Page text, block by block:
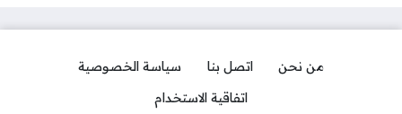
من نحن اتصل بنا
سياسة الخصوصية
اتفاقية الاستخدام